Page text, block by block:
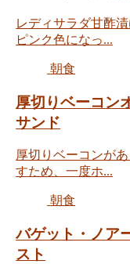
レディサラダ甘酢
ピンク色になっ...
朝食
厚切りベーコン
サンド
厚切りベーコンが
すため、一度ホ...
朝食
バゲット・ノア
スト